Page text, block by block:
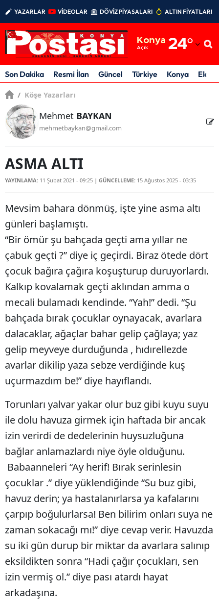
YAZARLAR VİDEOLAR DÖVİZ PİYASALARI ALTIN FİYATLARI
Konya
Açık 24°
Adıyaman
Afyonkarahisar
Antalya
Balıkesir
Bingöl
Bitlis
Bolu
Bursa
Çanakkale
Çankırı
Denizli
Diyarbakır
Edirne
Elazığ
Erzurum
Eskişehir
Gaziantep
Giresun
Son Dakika Resmi İlan Güncel Türkiye Konya
/ Köşe Yazarları
Mehmet BAYKAN
mehmetbaykan@gmail.com
ASMA ALTI
YAYINLAMA: 11 Şubat 2021 - 09:25 | GÜNCELLEME: 15 Ağustos 2025 - 03:35
Mevsim bahara dönmüş, işte yine asma altı
günleri başlamıştı.
“Bir ömür şu bahçada geçti ama yıllar ne
çabuk geçti ?” diye iç geçirdi. Biraz ötede dört
çocuk bağıra çağıra koşuşturup duruyorlardı.
Kalkıp kovalamak geçti aklından amma o
mecali bulamadı kendinde. “Yah!” dedi. “Şu
bahçada bırak çocuklar oynayacak, avarlara
dalacaklar, ağaçlar bahar gelip çağlaya; yaz
gelip meyveye durduğunda , hıdırellezde
avarlar dikilip yaza sebze verdiğinde kuş
uçurmazdım be!” diye hayıflandı.
Torunları yalvar yakar olur buz gibi kuyu suyu
ile dolu havuza girmek için haftada bir ancak
izin verirdi de dedelerinin huysuzluğuna
bağlar anlamazlardı niye öyle olduğunu.
Babaanneleri “Ay herif! Bırak serinlesin
çocuklar .” diye yüklendiğinde “Su buz gibi,
havuz derin; ya hastalanırlarsa ya kafalarını
çarpıp boğulurlarsa! Ben bilirim onları suya ne
zaman sokacağı mı!” diye cevap verir. Havuzda
su iki gün durup bir miktar da avarlara salınıp
eksildikten sonra “Hadi çağır çocukları, sen
izin vermiş ol.” diye pası atardı hayat
arkadaşına.